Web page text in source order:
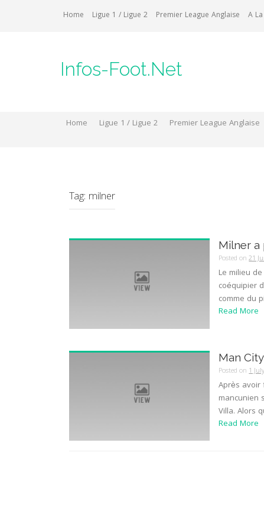
Home Ligue 1 / Ligue 2 Premier League Anglaise A
Infos-Foot.Net
Home Ligue 1 / Ligue 2 Premier League Anglaise
Tag: milner
Milner
Posted on21
Le milieu
coéquipier
comme du
Read More
Man
Posted on1
Après avoir
mancunien
Villa. Alors
Read More